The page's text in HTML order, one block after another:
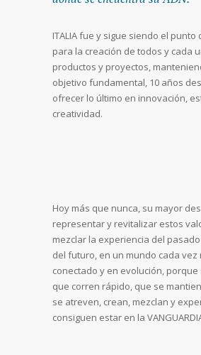
ITALIA fue y sigue siendo el punto
para la creación de todos y cada
productos y proyectos,
objetivo fundamental, 10 años
ofrecer lo último en innovación,
creatividad.
Hoy más que nunca, su mayor
representar y revitalizar estos
mezclar la experiencia del
del futuro, en un mundo cada vez
conectado y en evolución,
que corren rápido, que se
se atreven, crean, mezclan y
consiguen estar en la